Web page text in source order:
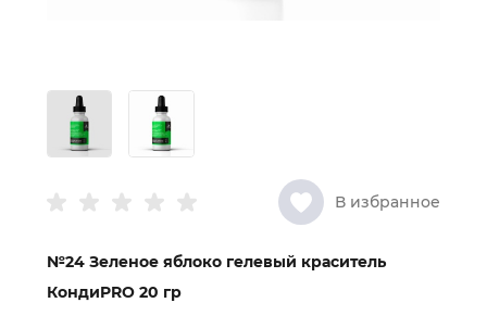
В избранное
№24 Зеленое яблоко гелевый краситель
КондиPRO 20 гр